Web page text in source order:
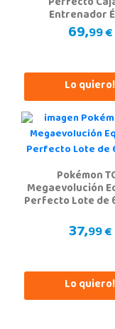
C/ INGENIERO JUAN DE
14013, Córdoba
06400, Don Benito
924 805 636
Localizar Tienda
Crta. Crevillente Pol. Llano
Entrenador
69,99 €
Lo quiero!
Pokémon
Megaevolución
Perfecto Lote de
37,99 €
Lo quiero!